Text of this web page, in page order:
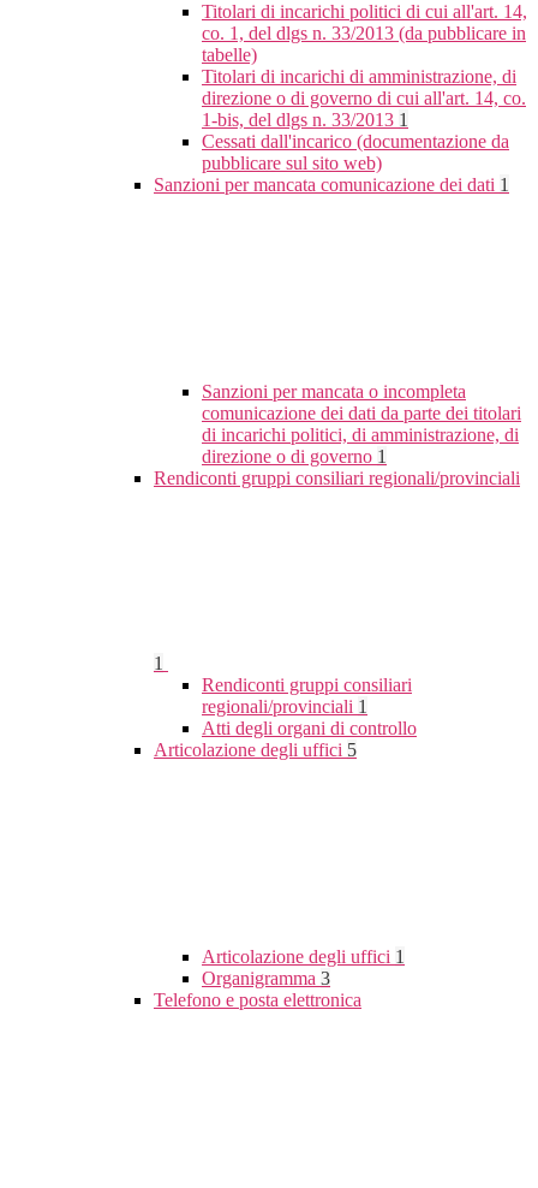
Titolari di incarichi politici di cui all'art. 14,
co. 1, del dlgs n. 33/2013 (da pubblicare in
tabelle)
Titolari di incarichi di amministrazione, di
direzione o di governo di cui all'art. 14, co.
1-bis, del dlgs n. 33/2013 1
Cessati dall'incarico (documentazione da
pubblicare sul sito web)
Sanzioni per mancata comunicazione dei dati 1
Sanzioni per mancata o incompleta
comunicazione dei dati da parte dei titolari
di incarichi politici, di amministrazione, di
direzione o di governo 1
Rendiconti gruppi consiliari regionali/provinciali
1
Rendiconti gruppi consiliari
regionali/provinciali 1
Atti degli organi di controllo
Articolazione degli uffici 5
Articolazione degli uffici 1
Organigramma 3
Telefono e posta elettronica